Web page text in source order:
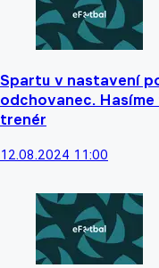
Spartu v nastavení
odchovanec.
trenér
12.08.2024 11:00